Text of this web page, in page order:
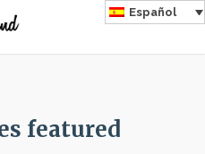
Español
featured